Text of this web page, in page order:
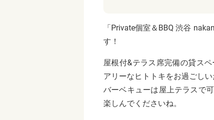
「Private個室＆BBQ 渋谷
す！
屋根付&テラス席完備の貸ス
アリーなヒトトキをお過ごし
バーベキューは屋上テラスで
楽しんでくださいね。